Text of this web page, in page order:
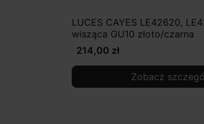
LUCES CAYES LE42620,
wisząca GU10 złoto/czarna
214,00 zł
Zobacz